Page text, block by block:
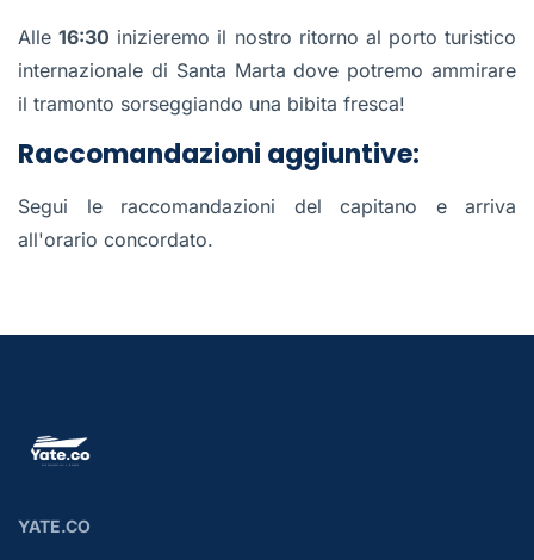
Alle16:30 inizieremo il nostro ritorno al porto turistico
internazionale di Santa Marta dove potremo ammirare
il tramonto sorseggiando una bibita fresca!
Raccomandazioni aggiuntive:
Segui le raccomandazioni del capitano e arriva
all'orario concordato.
YATE.CO